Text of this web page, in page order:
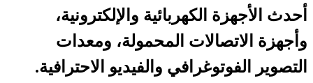
أحدث الأجهزة الكهربائية والإلكترونية،
وأجهزة الاتصالات المحمولة، ومعدات
التصوير الفوتوغرافي والفيديو الاحترافية.